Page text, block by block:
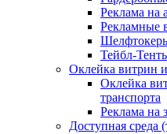
Реклама на
Рекламные
Тейбл-
Оклейка витрин
Оклейка
транспорта
Реклама на
Доступная среда